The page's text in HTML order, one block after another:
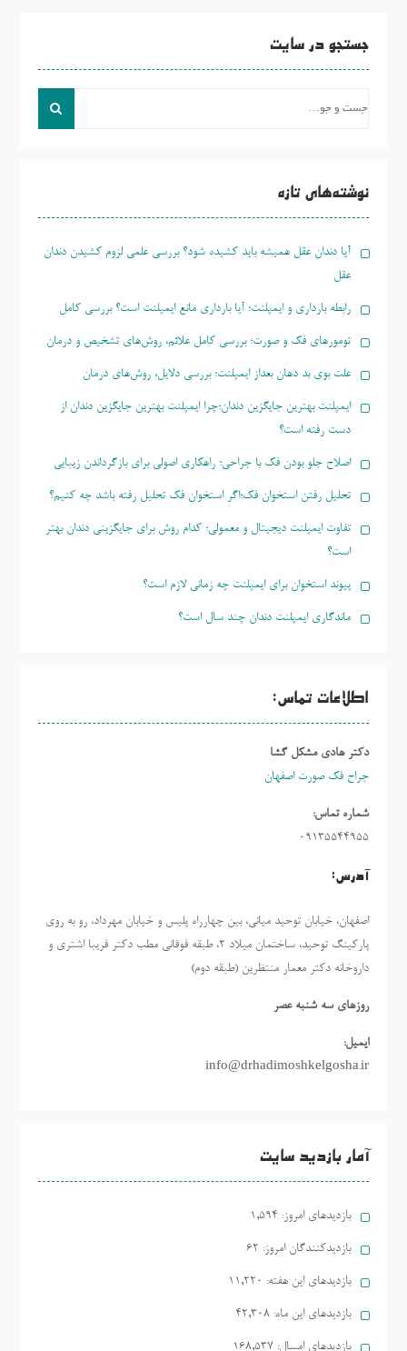
جستجو در سایت
نوشته‌های تازه
آیا دندان عقل همیشه باید کشیده شود؟ بررسی علمی لزوم کشیدن دندان
عقل
رابطه بارداری و ایمپلنت؛ آیا بارداری مانع ایمپلنت است؟ بررسی کامل
تومورهای فک و صورت؛ بررسی کامل علائم، روش‌های تشخیص و درمان
علت بوی بد دهان بعداز ایمپلنت؛ بررسی دلایل، روش‌های درمان
ایمپلنت بهترین جایگزین دندان؛چرا ایمپلنت بهترین جایگزین دندان از
دست رفته است؟
اصلاح جلو بودن فک با جراحی؛ راهکاری اصولی برای بازگرداندن زیبایی
تحلیل رفتن استخوان فک؛اگر استخوان فک تحلیل رفته باشد چه کنیم؟
تفاوت ایمپلنت دیجیتال و معمولی؛ کدام روش برای جایگزینی دندان بهتر
است؟
پیوند استخوان برای ایمپلنت چه زمانی لازم است؟
ماندگاری ایمپلنت دندان چند سال است؟
اطلاعات تماس:
دکتر هادی مشکل گشا
جراح فک صورت اصفهان
شماره تماس:
09135544955
آدرس:
اصفهان، خیابان توحید میانی، بین چهارراه پلیس و خیابان مهرداد، رو به روی
پارکینگ توحید، ساختمان میلاد ٢، طبقه فوقانی مطب دکتر فریبا اشتری و
داروخانه دکتر معمار منتظرین (طبقه دوم)
روزهاي سه شنبه عصر
ایمیل:
info@drhadimoshkelgosha.ir
آمار بازدید سایت
بازدیدهای امروز: 1,594
بازدیدکنندگان امروز: 62
بازدیدهای این هفته: 11,220
بازدیدهای این ماه: 42,308
بازدیدهای امسال: 168,537